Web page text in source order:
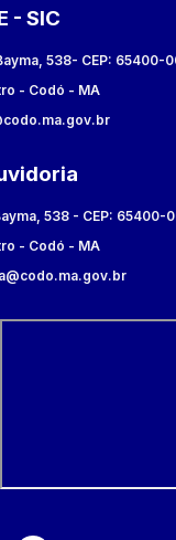
- SIC
538- CEP: 65400-
- Codó - MA
538 - CEP: 65400-
- Codó - MA